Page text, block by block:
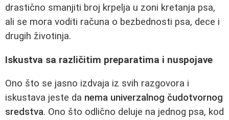
drastično smanjiti broj krpelja u zoni kretanja psa,
ali se mora voditi računa o bezbednosti psa, dece i
drugih životinja.
Iskustva sa različitim preparatima i nuspojave
Ono što se jasno izdvaja iz svih razgovora i
iskustava jeste da nema univerzalnog čudotvornog
sredstva. Ono što odlično deluje na jednog psa, kod